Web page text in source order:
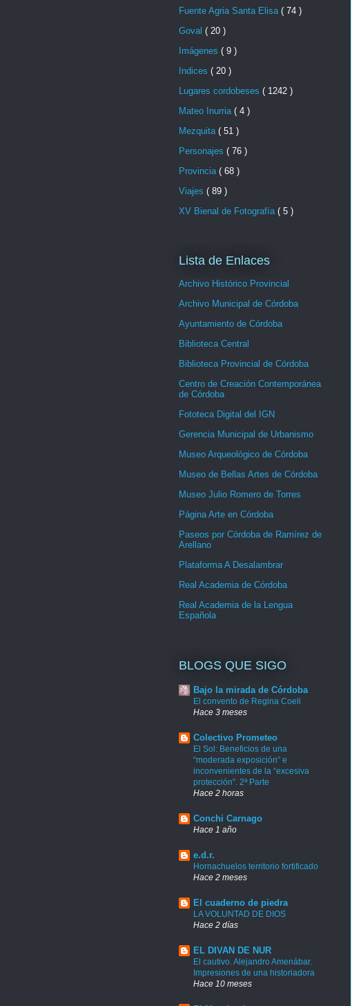
Fuente Agria Santa Elisa ( 74 )
Goval ( 20 )
Imágenes ( 9 )
Indices ( 20 )
Lugares cordobeses ( 1242 )
Mateo Inurria ( 4 )
Mezquita ( 51 )
Personajes ( 76 )
Provincia ( 68 )
Viajes ( 89 )
XV Bienal de Fotografía ( 5 )
Lista de Enlaces
Archivo Histórico Provincial
Archivo Municipal de Córdoba
Ayuntamiento de Córdoba
Biblioteca Central
Biblioteca Provincial de Córdoba
Centro de Creación Contemporánea
de Córdoba
Fototeca Digital del IGN
Gerencia Municipal de Urbanismo
Museo Arqueológico de Córdoba
Museo de Bellas Artes de Córdoba
Museo Julio Romero de Torres
Página Arte en Córdoba
Paseos por Córdoba de Ramírez de
Arellano
Plataforma A Desalambrar
Real Academia de Córdoba
Real Academia de la Lengua
Española
BLOGS QUE SIGO
Bajo la mirada de Córdoba
El convento de Regina Coeli
Hace 3 meses
Colectivo Prometeo
El Sol: Beneficios de una
“moderada exposición” e
inconvenientes de la “excesiva
protección”. 2ª Parte
Hace 2 horas
Conchi Carnago
Hace 1 año
e.d.r.
Hornachuelos territorio fortificado
Hace 2 meses
El cuaderno de piedra
LA VOLUNTAD DE DIOS
Hace 2 días
EL DIVAN DE NUR
El cautivo. Alejandro Amenábar.
Impresiones de una historiadora
Hace 10 meses